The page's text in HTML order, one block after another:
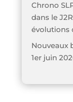
Chrono
dans le
évolutions
Nouveaux
1er juin